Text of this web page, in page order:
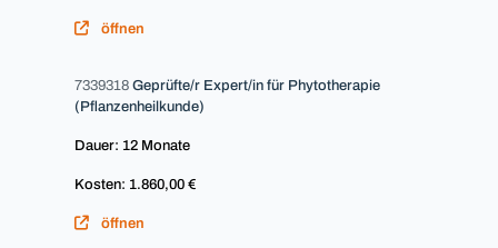
öffnen
7339318 Geprüfte/r Expert/in für Phytotherapie
(Pflanzenheilkunde)
Dauer: 12 Monate
Kosten: 1.860,00 €
öffnen